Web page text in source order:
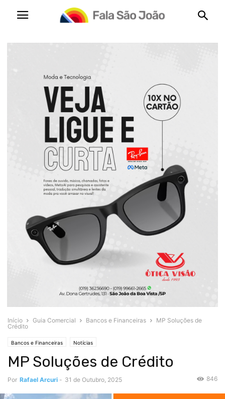
Início Guia Comercial Bancos e Financeiras
MP Soluções de
Crédito
Bancos e Financeiras Notícias
MP Soluções de Crédito
Por Rafael Arcuri - 31 de Outubro, 2025 846